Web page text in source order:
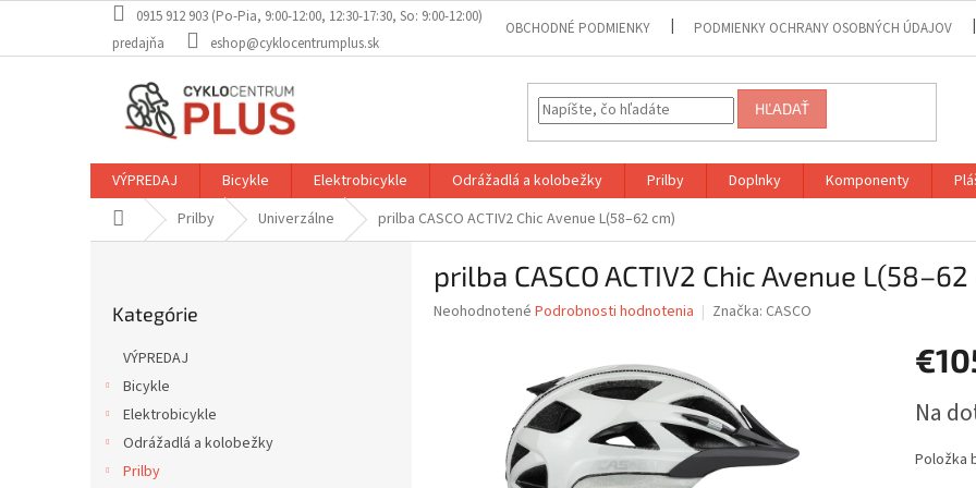
obsah
0915 912 903 (Po-Pia, 9:00-12:00, 12:30-17:30, So: 9:00-12:00)
predajňa
eshop@cyklocentrumplus.sk
OBCHODNÉ PODMIENKY PODMIENKY OCHRANY OSOBNÝCH ÚDAJOV
HĽADAŤ
VÝPREDAJ Bicykle Elektrobicykle Odrážadlá a kolobežky Prilby Doplnky Komponenty
DomovPrilby Univerzálne prilba CASCO ACTIV2 Chic Avenue L(58–62 cm)
kategórie
Kategórie
VÝPREDAJ
Bicykle
Elektrobicykle
Odrážadlá a kolobežky
Prilby
prilba CASCO ACTIV2 Chic Avenue
Priemerné
hviezdičiek.
Neohodnotené Podrobnosti hodnotenia Značka: CASCO
cena:
Na
Položka